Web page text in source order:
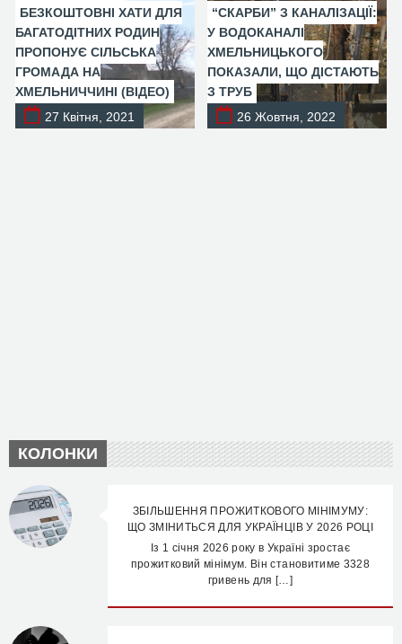
БЕЗКОШТОВНІ ХАТИ ДЛЯ
БАГАТОДІТНИХ РОДИН
ПРОПОНУЄ СІЛЬСЬКА
ГРОМАДА НА
ХМЕЛЬНИЧЧИНІ (ВІДЕО)
27 Квітня, 2021
“СКАРБИ” З КАНАЛІЗАЦІЇ:
У ВОДОКАНАЛІ
ХМЕЛЬНИЦЬКОГО
ПОКАЗАЛИ, ЩО ДІСТАЮТЬ
З ТРУБ
26 Жовтня, 2022
КОЛОНКИ
ЗБІЛЬШЕННЯ ПРОЖИТКОВОГО МІНІМУМУ:
ЩО ЗМІНИТЬСЯ ДЛЯ УКРАЇНЦІВ У 2026 РОЦІ
Із 1 січня 2026 року в Україні зростає
прожитковий мінімум. Він становитиме 3328
гривень для […]